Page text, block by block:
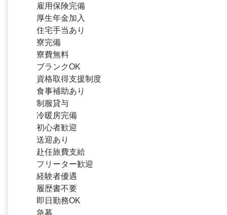
雇用保険完備
厚生年金加入
住宅手当あり
寮完備
寮費無料
ブランクOK
資格取得支援制度
食事補助あり
制服貸与
冷暖房完備
初心者歓迎
送迎あり
赴任旅費支給
フリーター歓迎
経験者優遇
履歴書不要
即日勤務OK
急募